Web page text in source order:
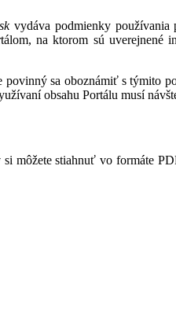
vydáva podmienky používania
na ktorom sú
povinný sa oboznámiť s týmito
obsahu Portálu musí
môžete stiahnuť vo formáte